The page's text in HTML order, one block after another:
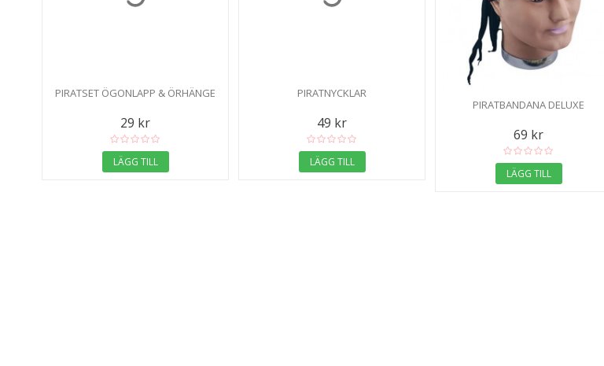
PIRATSET ÖGONLAPP & ÖRHÄNGE
29 kr
LÄGG TILL
PIRATNYCKLAR
49 kr
LÄGG TILL
PIRATBANDANA DELUXE
69 kr
LÄGG TILL